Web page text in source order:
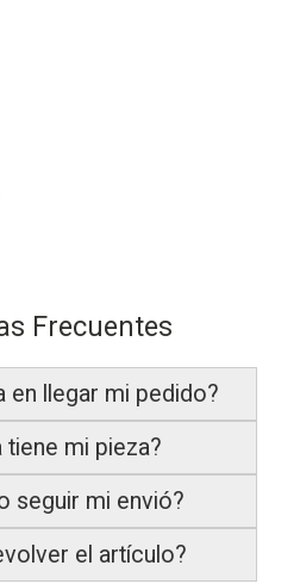
Frecuentes
en llegar mi pedido?
en un plazo
horas laborables, si
de las 17:00 h
estimado de
tiene mi pieza?
el tipo de producto:
: Para productos
seguir mi envió?
electrónico con la
el artículo?